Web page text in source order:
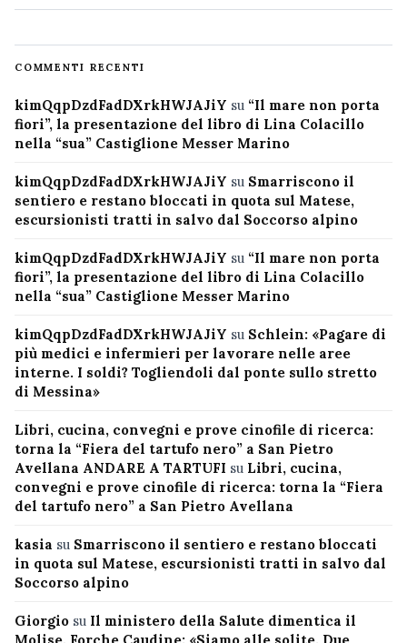
COMMENTI RECENTI
kimQqpDzdFadDXrkHWJAJiY su “Il mare non porta
fiori”, la presentazione del libro di Lina Colacillo
nella “sua” Castiglione Messer Marino
kimQqpDzdFadDXrkHWJAJiY su Smarriscono il
sentiero e restano bloccati in quota sul Matese,
escursionisti tratti in salvo dal Soccorso alpino
kimQqpDzdFadDXrkHWJAJiY su “Il mare non porta
fiori”, la presentazione del libro di Lina Colacillo
nella “sua” Castiglione Messer Marino
kimQqpDzdFadDXrkHWJAJiY su Schlein: «Pagare di
più medici e infermieri per lavorare nelle aree
interne. I soldi? Togliendoli dal ponte sullo stretto
di Messina»
Libri, cucina, convegni e prove cinofile di ricerca:
torna la “Fiera del tartufo nero” a San Pietro
Avellana ANDARE A TARTUFI su Libri, cucina,
convegni e prove cinofile di ricerca: torna la “Fiera
del tartufo nero” a San Pietro Avellana
kasia su Smarriscono il sentiero e restano bloccati
in quota sul Matese, escursionisti tratti in salvo dal
Soccorso alpino
Giorgio su Il ministero della Salute dimentica il